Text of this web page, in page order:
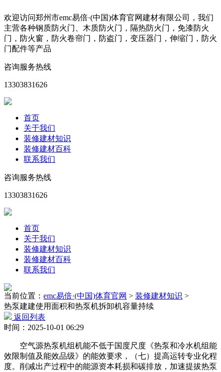
欢迎访问郑州市emc易倍·(中国)体育官网建材有限公司，我们
主营各种钢质防火门、木质防火门，隔热防火门，免漆防火
门，防火窗，防火卷帘门，防盗门，变压器门，伸缩门，防火
门配件等产品
咨询服务热线
13303831626
首页
关于我们
装修建材知识
装修建材百科
联系我们
咨询服务热线
13303831626
首页
关于我们
装修建材知识
装修建材百科
联系我们
当前位置： emc易倍·(中国)体育官网 > 装修建材知识 >
热泵建建使用面积和热泵机拆卸机容量持续
返回列表
时间：2025-10-01 06:29
空气源热泵机组机能不低于国度尺度《热泵和冷水机组能
效限制值及能效品级》的能效要求，（七）提高运转专业化程
度。削减出产过程中的能源资本耗损和碳排放，加速提拔热泵